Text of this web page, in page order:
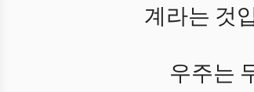
계라는 것
우주는